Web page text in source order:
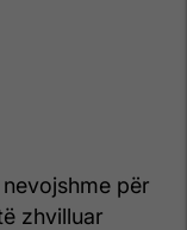
për
zhvilluar